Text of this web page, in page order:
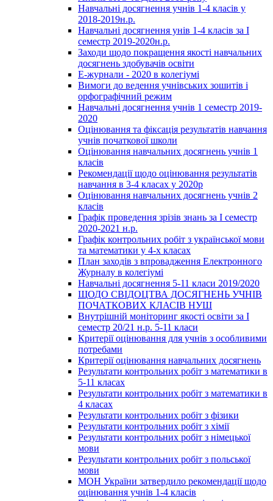
Навчальні досягнення учнів 1-4 класів у
2018-2019н.р.
Навчальні досягнення унів 1-4 класів за І
семестр 2019-2020н.р.
Заходи щодо покращення якості навчальних
досягнень здобувачів освіти
Е-журнали - 2020 в колегіумі
Вимоги до ведення учнівських зошитів і
орфографічний режим
Навчальні досягнення учнів 1 семестр 2019-
2020
Оцінювання та фіксація результатів навчання
учнів початкової школи
Оцінювання навчальних досягнень учнів 1
класів
Рекомендації щодо оцінювання результатів
навчання в 3-4 класах у 2020р
Оцінювання навчальних досягнень учнів 2
класів
Графік проведення зрізів знань за І семестр
2020-2021 н.р.
Графік контрольних робіт з української мови
та математики у 4-х класах
План заходів з впровадження Електронного
Журналу в колегіумі
Навчальні досягнення 5-11 класи 2019/2020
ЩОДО СВІДОЦТВА ДОСЯГНЕНЬ УЧНІВ
ПОЧАТКОВИХ КЛАСІВ НУШ
Внутрішній моніторинг якості освіти за І
семестр 20/21 н.р. 5-11 класи
Критерії оцінювання для учнів з особливими
потребами
Критерії оцінювання навчальних досягнень
Результати контрольних робіт з математики в
5-11 класах
Результати контрольних робіт з математики в
4 класах
Результати контрольних робіт з фізики
Результати контрольних робіт з хімії
Результати контрольних робіт з німецької
мови
Результати контрольних робіт з польської
мови
МОН України затвердило рекомендації щодо
оцінювання учнів 1-4 класів